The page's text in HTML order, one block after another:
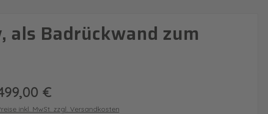
als Badrückwand zum
Regulärer Preis:
€
inkl. MwSt. zzgl. Versandkosten